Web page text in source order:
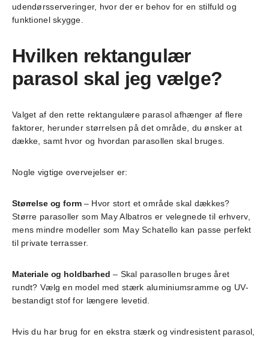
udendørsserveringer, hvor der er behov for en stilfuld og
funktionel skygge.
Hvilken rektangulær
parasol skal jeg vælge?
Valget af den rette rektangulære parasol afhænger af flere
faktorer, herunder størrelsen på det område, du ønsker at
dække, samt hvor og hvordan parasollen skal bruges.
Nogle vigtige overvejelser er:
Størrelse og form– Hvor stort et område skal dækkes?
Større parasoller som May Albatros er velegnede til erhverv,
mens mindre modeller som May Schatello kan passe perfekt
til private terrasser.
Materiale og holdbarhed – Skal parasollen bruges året
rundt? Vælg en model med stærk aluminiumsramme og UV-
bestandigt stof for længere levetid.
Hvis du har brug for en ekstra stærk og vindresistent parasol,